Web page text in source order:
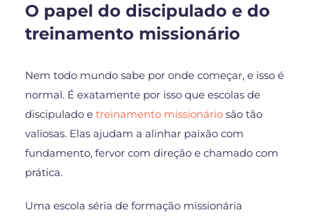
O papel do discipulado e do
treinamento missionário
Nem todo mundo sabe por onde começar, e isso é
normal. É exatamente por isso que escolas de
discipulado e treinamento missionáriosão tão
valiosas. Elas ajudam a alinhar paixão com
fundamento, fervor com direção e chamado com
prática.
Uma escola séria de formação missionária